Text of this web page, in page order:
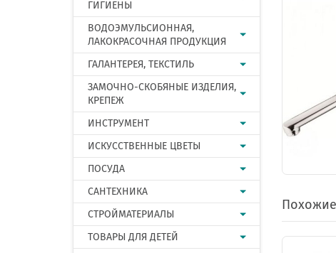
ГИГИЕНЫ
ВОДОЭМУЛЬСИОННАЯ,
ЛАКОКРАСОЧНАЯ ПРОДУКЦИЯ
ГАЛАНТЕРЕЯ, ТЕКСТИЛЬ
ЗАМОЧНО-СКОБЯНЫЕ ИЗДЕЛИЯ,
КРЕПЕЖ
ИНСТРУМЕНТ
ИСКУССТВЕННЫЕ ЦВЕТЫ
ПОСУДА
САНТЕХНИКА
СТРОЙМАТЕРИАЛЫ
ТОВАРЫ ДЛЯ ДЕТЕЙ